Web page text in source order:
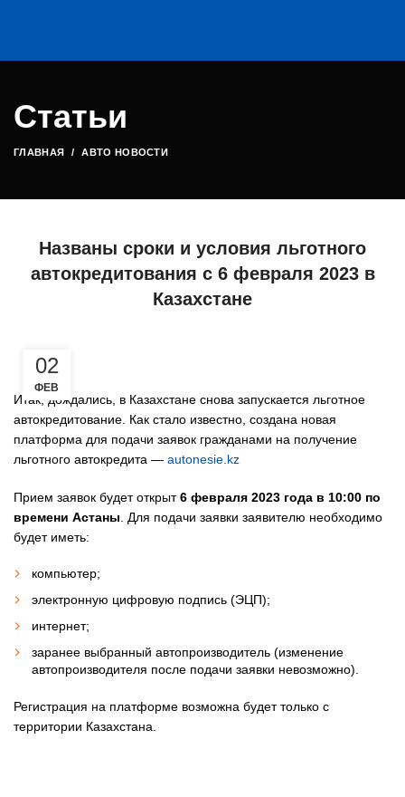
Статьи
ГЛАВНАЯ АВТО НОВОСТИ
Названы сроки и условия льготного
автокредитования с 6 февраля 2023 в
Казахстане
02
ФЕВ
Итак, дождались, в Казахстане снова запускается льготное
автокредитование. Как стало известно, создана новая
платформа для подачи заявок гражданами на получение
льготного автокредита — autonesie.kz
Прием заявок будет открыт6 февраля 2023 года в 10:00 по
времени Астаны . Для подачи заявки заявителю необходимо
будет иметь:
компьютер;
электронную цифровую подпись (ЭЦП);
интернет;
заранее выбранный автопроизводитель (изменение
автопроизводителя после подачи заявки невозможно).
Регистрация на платформе возможна будет только с
территории Казахстана.